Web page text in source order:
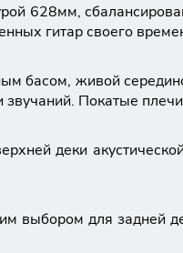
628мм,
гитар своего
басом, живой
Покатые
деки
выбором для задней